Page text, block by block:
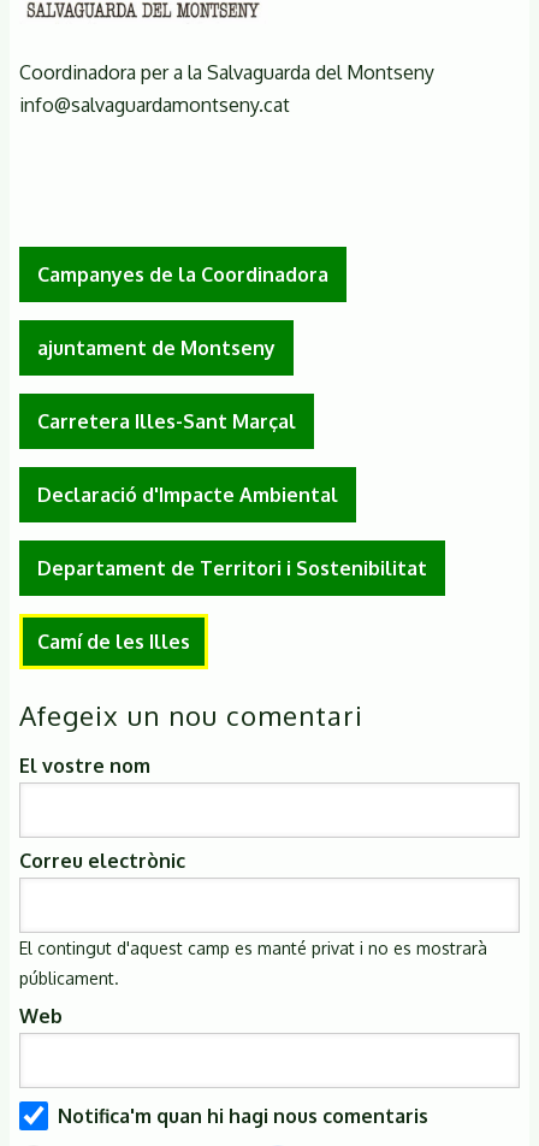
Coordinadora per a la Salvaguarda del Montseny
info@salvaguardamontseny.cat
Campanyes de la Coordinadora
ajuntament de Montseny
Carretera Illes-Sant Marçal
Declaració d'Impacte Ambiental
Departament de Territori i Sostenibilitat
Camí de les Illes
Afegeix un nou comentari
El vostre nom
Correu electrònic
El contingut d'aquest camp es manté privat i no es mostrarà
públicament.
Web
Notifica'm quan hi hagi nous comentaris